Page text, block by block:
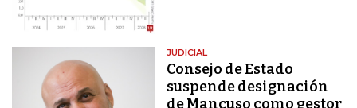
JUDICIAL
Consejo de Estado
suspende designación
de Mancuso como gestor